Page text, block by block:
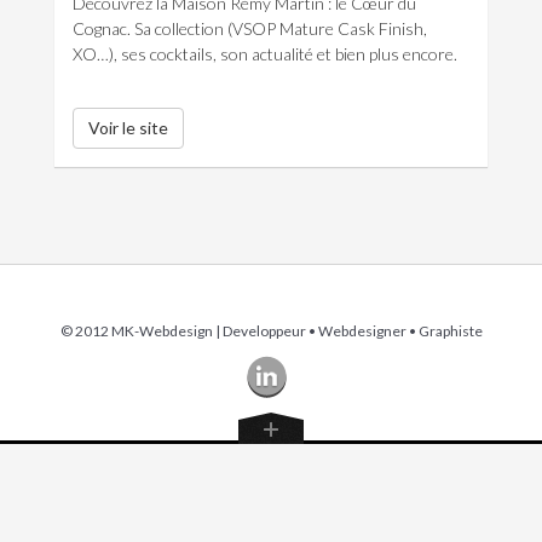
Cognac. Sa collection (VSOP Mature Cask Finish,
XO…), ses cocktails, son actualité et bien plus encore.
Voir le site
© 2012 MK-Webdesign | Developpeur • Webdesigner • Graphiste